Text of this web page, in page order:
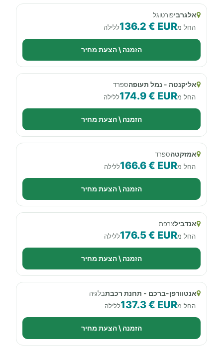
אלגרביפורטוגל
החל מ136.2 € EURללילה
הזמנה \ הצעת מחיר
אליקנטה - נמל תעופהספרד
החל מ174.9 € EURללילה
הזמנה \ הצעת מחיר
אמזקטהספרד
החל מ166.6 € EURללילה
הזמנה \ הצעת מחיר
אנדבילצרפת
החל מ176.5 € EURללילה
הזמנה \ הצעת מחיר
אנטוורפן-ברכם - תחנת רכבתבלגיה
החל מ137.3 € EURללילה
הזמנה \ הצעת מחיר